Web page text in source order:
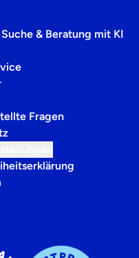
& Beratung mit KI
Fragen